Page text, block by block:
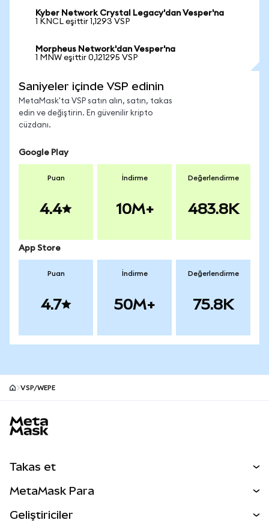
Kyber Network Crystal Legacy'dan Vesper'na
1 KNCL eşittir 1,1293 VSP
Morpheus Network'dan Vesper'na
1 MNW eşittir 0,121295 VSP
Saniyeler içinde VSP edinin
MetaMask'ta VSP satın alın, satın, takas
edin ve değiştirin. En güvenilir kripto
cüzdanı.
Google Play
Puan
4.4
İndirme
10M+
Değerlendirme
483.8K
App Store
Puan
4.7
İndirme
50M+
Değerlendirme
75.8K
VSP/WEPE
Takas et
Perps
MetaMask Para
Geliştiriciler